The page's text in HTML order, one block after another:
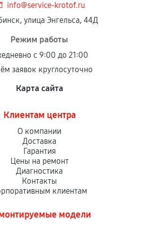
info@service-krotof.ru
улица Энгельса, 44Д
Режим работы
с 9:00 до 21:00
заявок круглосуточно
Карта сайта
Клиентам центра
О компании
Доставка
Гарантия
Цены на ремонт
Диагностика
Контакты
клиентам
модели